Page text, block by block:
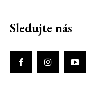
Sledujte nás